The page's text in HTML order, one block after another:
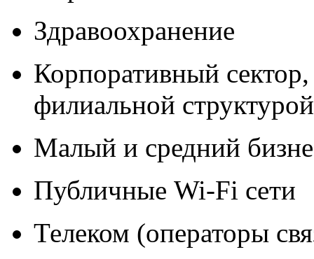
Здравоохранение
Корпоративный
филиальной структурой
Малый и средний
Публичные Wi-Fi сети
Телеком (операторы